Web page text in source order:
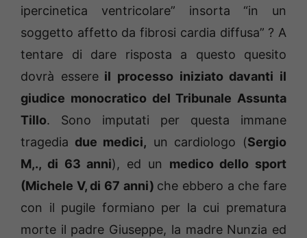
ipercinetica ventricolare” insorta “in un
soggetto affetto da fibrosi cardia diffusa” ? A
tentare di dare risposta a questo quesito
dovrà essereil processo iniziato davanti il
giudice monocratico del Tribunale Assunta
Tillo. Sono imputati per questa immane
tragedia due medici, un cardiologo (Sergio
M,., di 63 anni), ed un medico dello sport
(Michele V, di 67 anni) che ebbero a che fare
con il pugile formiano per la cui prematura
morte il padre Giuseppe, la madre Nunzia ed